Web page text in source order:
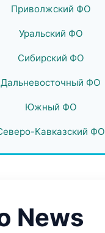
Приволжский ФО
Уральский ФО
Сибирский ФО
Дальневосточный ФО
Южный ФО
Кавказский ФО
News